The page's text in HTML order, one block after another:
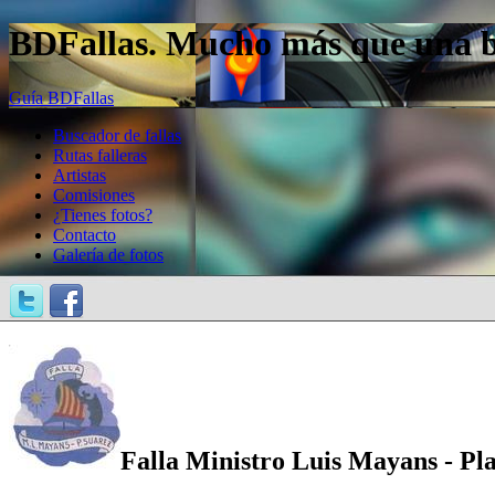
BDFallas. Mucho más que una
Guía BDFallas
Buscador de fallas
Rutas falleras
Artistas
Comisiones
¿Tienes fotos?
Contacto
Galería de fotos
Falla Ministro Luis Mayans -